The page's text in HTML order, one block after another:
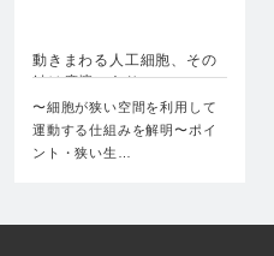
動きまわる⼈⼯細胞、その
鍵は摩擦にあり
〜細胞が狭い空間を利⽤して
運動する仕組みを解明〜ポイ
ント・狭い⽣…